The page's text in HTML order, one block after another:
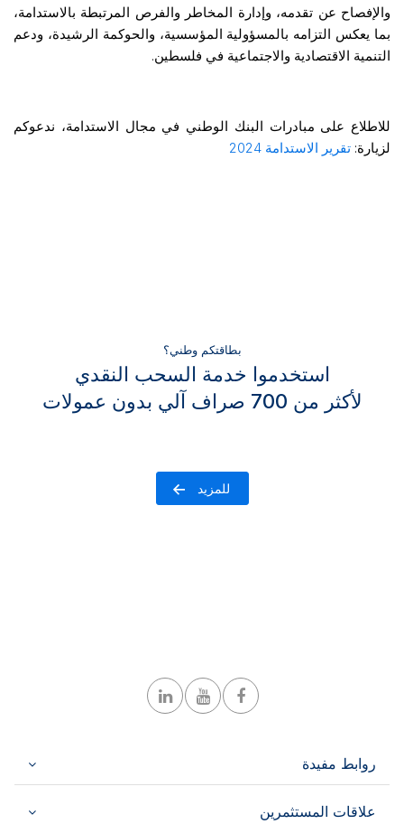
والإفصاح عن تقدمه، وإدارة المخاطر والفرص المرتبطة بالاستدامة،
بما يعكس التزامه بالمسؤولية المؤسسية، والحوكمة الرشيدة، ودعم
التنمية الاقتصادية والاجتماعية في فلسطين.
للاطلاع على مبادرات البنك الوطني في مجال الاستدامة، ندعوكم
لزيارة: تقرير الاستدامة 2024
بطاقتكم وطني؟
استخدموا خدمة السحب النقدي
لأكثر من 700 صراف آلي بدون عمولات
للمزيد
روابط مفيدة
علاقات المستثمرين